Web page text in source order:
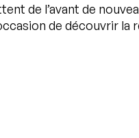
de l’avant de
de découvrir la